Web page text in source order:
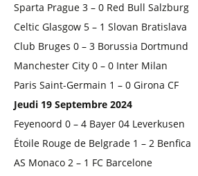
Sparta Prague 3 – 0 Red Bull Salzburg
Celtic Glasgow 5 – 1 Slovan Bratislava
Club Bruges 0 – 3 Borussia Dortmund
Manchester City 0 – 0 Inter Milan
Paris Saint-Germain 1 – 0 Girona CF
Jeudi 19 Septembre 2024
Feyenoord 0 – 4 Bayer 04 Leverkusen
Étoile Rouge de Belgrade 1 – 2 Benfica
AS Monaco 2 – 1 FC Barcelone